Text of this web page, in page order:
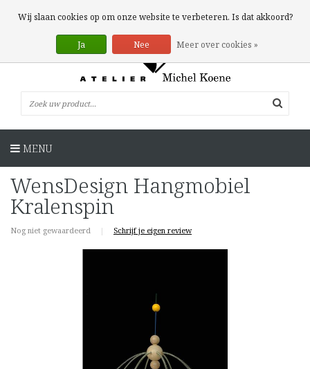
0 Artikelen
MENU
WensDesign Hangmobiel
Kralenspin
Nog niet gewaardeerd | Schrijf je eigen review
Wij slaan cookies op om onze website te verbeteren. Is dat akkoord?
Ja Nee Meer over cookies »